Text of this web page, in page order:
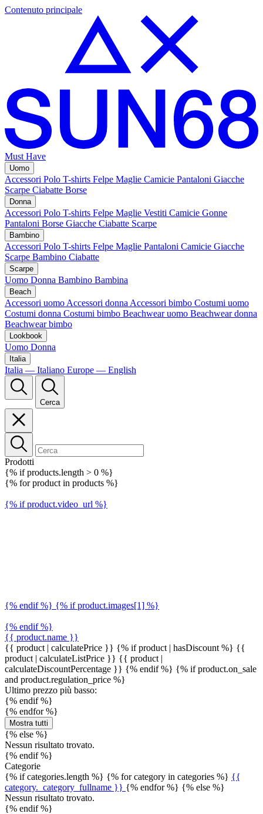
Contenuto principale
Must Have
Uomo
Accessori Polo T-shirts Felpe Maglie Camicie Pantaloni Giacche
Scarpe Ciabatte Borse
Donna
Accessori Polo T-shirts Felpe Maglie Vestiti Camicie Gonne
Pantaloni Borse Giacche Ciabatte Scarpe
Bambino
Accessori Polo T-shirts Felpe Maglie Pantaloni Camicie Giacche
Scarpe Bambino Ciabatte
Scarpe
Uomo Donna Bambino Bambina
Beach
Accessori uomo Accessori donna Accessori bimbo Costumi uomo
Costumi donna Costumi bimbo Beachwear uomo Beachwear donna
Beachwear bimbo
Lookbook
Uomo Donna
Italia
Italia — Italiano Europe — English
Cerca
Prodotti
{% if products.length > 0 %}
{% for product in products %}
{% if product.video_url %}
{% endif %} {% if product.images[1] %}
{% endif %}
{{ product.name }}
{{ product | calculatePrice }} {% if product | hasDiscount %} {{
product | calculateListPrice }} {{ product |
calculateDiscountPercentage }} {% endif %} {% if product.on_sale
and product.regulation_price %}
Ultimo prezzo più basso:
{% endif %}
{% endfor %}
Mostra tutti
{% else %}
Nessun risultato trovato.
{% endif %}
Categorie
{% if categories.length %} {% for category in categories %} {{
category._category_fullname }} {% endfor %} {% else %}
Nessun risultato trovato.
{% endif %}